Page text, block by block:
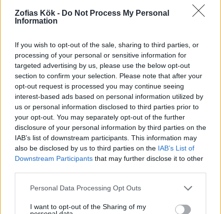
Zofias Kök - Do Not Process My Personal
Information
If you wish to opt-out of the sale, sharing to third parties, or
processing of your personal or sensitive information for
targeted advertising by us, please use the below opt-out
section to confirm your selection. Please note that after your
opt-out request is processed you may continue seeing
interest-based ads based on personal information utilized by
us or personal information disclosed to third parties prior to
your opt-out. You may separately opt-out of the further
disclosure of your personal information by third parties on the
IAB’s list of downstream participants. This information may
also be disclosed by us to third parties on the IAB’s List of
Downstream Participants that may further disclose it to other
Personal Data Processing Opt Outs
I want to opt-out of the Sharing of my
Garnering :
1 dl vispgrädde
ca 100 g hasselnötter, rostade & skalade
1 tsk raps eller solrosolja
GÖR SÅ HÄR
Sätt ugnen på 180 grader. Klä en långpanna 30×40 cm.
med bakplåtspapper.
Separera äggula från vita.
det blir fluffig.